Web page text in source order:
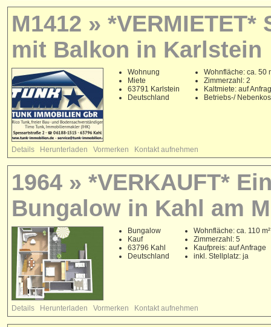
M1412 »
mit Balkon in Karlstein
Wohnung
Miete
63791 Karlstein
Deutschland
Wohnfläche: ca. 50
Zimmerzahl: 2
Kaltmiete: auf
Betriebs-/
Details Herunterladen Vormerken Kontakt aufnehmen
1964 » *VERKAUFT*
Bungalow in Kahl am
Bungalow
Kauf
63796 Kahl
Deutschland
Wohnfläche: ca. 110 m²
Zimmerzahl: 5
Kaufpreis: auf Anfrage
inkl. Stellplatz: ja
Details Herunterladen Vormerken Kontakt aufnehmen